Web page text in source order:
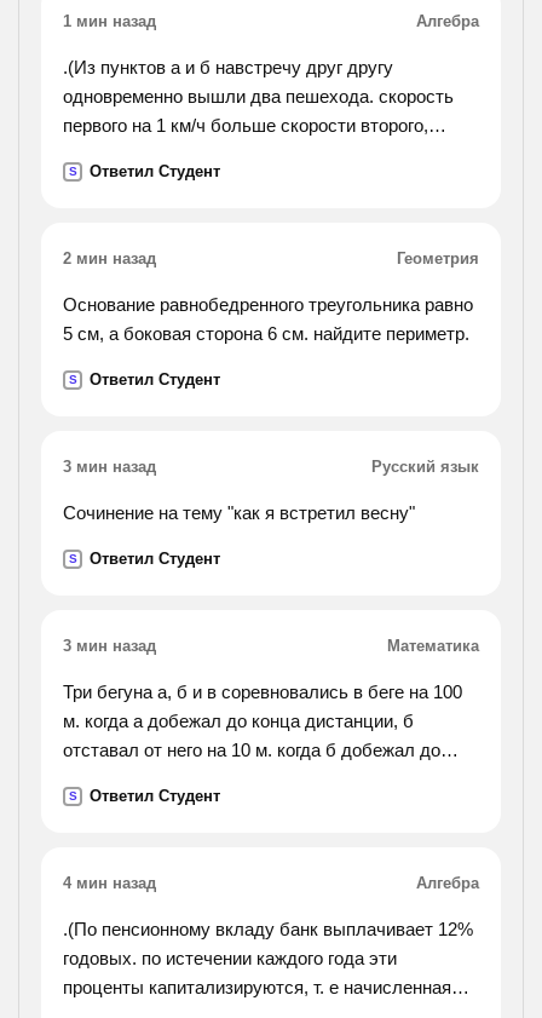
1 мин назад Алгебра
.(Из пунктов а и б навстречу друг другу
одновременно вышли два пешехода. скорость
первого на 1 км/ч больше скорости второго,
чем второй в пункт а. найдите скорости
S Ответил Студент
2 мин назад Геометрия
Основание равнобедренного треугольника равно
5 см, а боковая сторона 6 см. найдите периметр.
S Ответил Студент
3 мин назад Русский язык
Сочинение на тему "как я встретил весну"
S Ответил Студент
3 мин назад Математика
Три бегуна а, б и в соревновались в беге на 100
м. когда а добежал до конца дистанции, б
отставал от него на 10 м. когда б добежал до
метров отставал в от а, когда а финишировал?
S Ответил Студент
4 мин назад Алгебра
.(По пенсионному вкладу банк выплачивает 12%
годовых. по истечении каждого года эти
проценты капитализируются, т. е начисленная